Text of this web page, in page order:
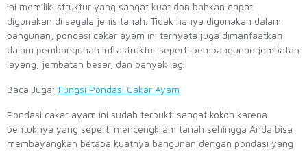
ini memiliki struktur yang sangat kuat dan bahkan dapat
digunakan di segala jenis tanah. Tidak hanya digunakan dalam
bangunan, pondasi cakar ayam ini ternyata juga dimanfaatkan
dalam pembangunan infrastruktur seperti pembangunan jembatan
layang, jembatan besar, dan banyak lagi.
Baca Juga: Fungsi Pondasi Cakar Ayam
Pondasi cakar ayam ini sudah terbukti sangat kokoh karena
bentuknya yang seperti mencengkram tanah sehingga Anda bisa
membayangkan betapa kuatnya bangunan dengan pondasi yang